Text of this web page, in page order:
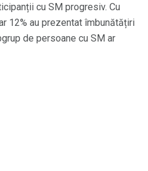
cu SM progresiv. Cu
12% au prezentat îmbunătățiri
de persoane cu SM ar